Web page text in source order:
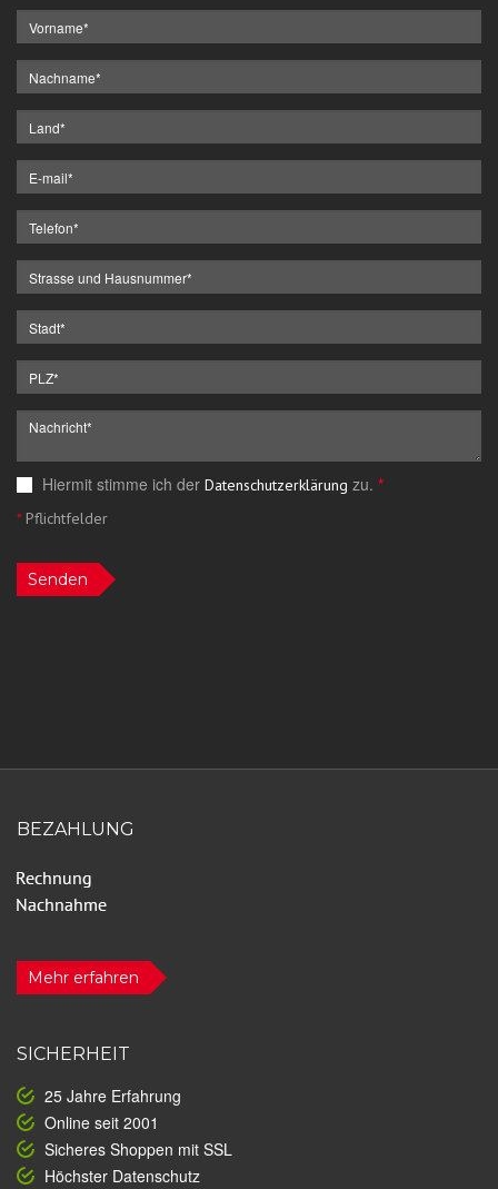
Hiermit stimme ich der Datenschutzerklärung zu. *
*Pflichtfelder
Senden
BEZAHLUNG
Mehr erfahren
SICHERHEIT
25 Jahre Erfahrung
Online seit 2001
Sicheres Shoppen mit SSL
Höchster Datenschutz